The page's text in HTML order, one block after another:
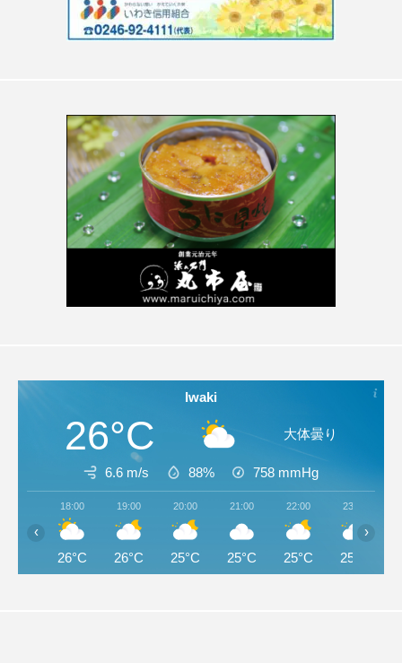
Iwaki
26°C 大体曇り
6.6 m/s 88% 758 mmHg
18:00
26°C
19:00
26°C
20:00
25°C
21:00
25°C
22:00
25°C
23:00
25°C
‹ ›